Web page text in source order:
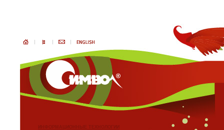
ИНФОРМАЦИОННЫЕ ТЕХНОЛОГИИ